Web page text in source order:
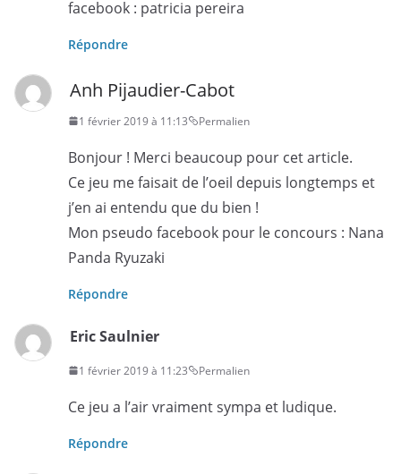
facebook : patricia pereira
Répondre
Anh Pijaudier-Cabot
1 février 2019 à 11:13 Permalien
Bonjour ! Merci beaucoup pour cet article.
Ce jeu me faisait de l’oeil depuis longtemps et
j’en ai entendu que du bien !
Mon pseudo facebook pour le concours : Nana
Panda Ryuzaki
Répondre
Eric Saulnier
1 février 2019 à 11:23 Permalien
Ce jeu a l’air vraiment sympa et ludique.
Répondre